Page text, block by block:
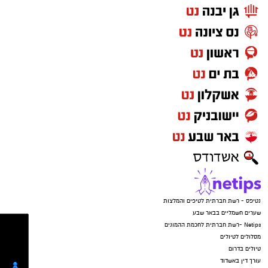
קרדיט: משטרת ישראל
המשפחה נמצאת כעת בשבר מוחלט. "אני גמורה,
מרוסקת", זועקת האם. "מיום ליום אני מתרסקת
יותר. הבן שלי בטראומה, הוא לא מוכן לחזור
לשכונה ובטח שלא הביתה. הבנות שלי מפוחדות.
נטיפס - רשת חברתית לטיפים והמלצות
שערים חשמליים בבאר שבע
מסלולים לטיולים
עורך דין באשדוד
קריית גת נט
חולון נט